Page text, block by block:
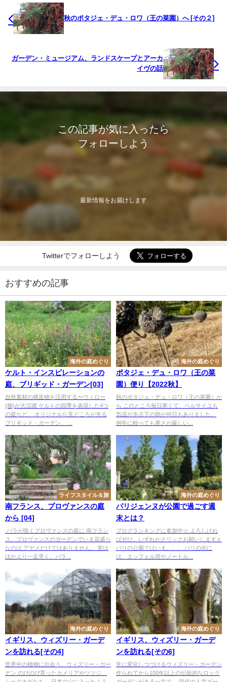
秋のポタジェ・デュ・ロワ（王の菜園）へ [その２]
ガーデン・ミュージアム、ランドスケープとアーカ
イヴの話
この記事が気に入ったら
フォローしよう
最新情報をお届けします
Twitterでフォローしよう
おすすめの記事
海外の庭めぐり
ケルト・インスピレーションの
庭、ブリギッド・ガーデン[03]
自然素材の構造物を活用する〜ウィロー
(柳)が大活躍 ケルトの四季を表現した4つ
の庭など、 オリジナルな見どころが光る
ブリギッド・ガーデン、 ...
海外の庭めぐり
ポタジェ・デュ・ロワ（王の菜
園）便り【2022秋】
秋のポタジェ・デュ・ロワ（王の菜園）か
ら このところ毎日寒くて、ベルサイユも
気温が氷点下の朝が何日もありました。
例年に較べても寒さが厳しい...
ライフスタイル＆旅
南フランス、プロヴァンスの庭
から [04]
バラが咲くプロヴァンスの庭に 南フラン
ス、プロヴァンスのガーデンでいま花盛り
なのは アヤメだけではありません。 実は
ほかより一足早く、バラ...
海外の庭めぐり
パリジェンヌが公園で過ごす週
末とは？
ブログランキングに参加中☆ よろしけれ
ばぜひ、いずれかクリックお願いします♬
パリの公園ではいま。。。 パリの街に
は、エッフェル塔やノートル...
海外の庭めぐり
イギリス、ウィズリー・ガーデ
ンを訪れる[その4]
世界中の植物に出会う、ウィズリー・ガー
デン のびのび育ったカメリアやツツジ、
海外の庭めぐり
イギリス、ウィズリー・ガーデ
ンを訪れる[その6]
常に変化しつづけるウィズリー・ガーデン
作られてから100年以上の伝統的なロック